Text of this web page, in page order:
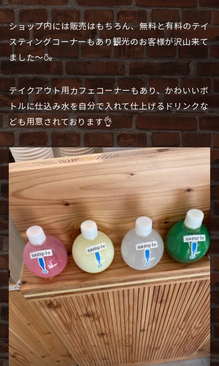
ショップ内には販売はもちろん、無料と有料のテイ
スティングコーナーもあり観光のお客様が沢山来て
ました〜🍶
テイクアウト用カフェコーナーもあり、かわいいボ
トルに仕込み水を自分で入れて仕上げるドリンクな
ども用意されております👌